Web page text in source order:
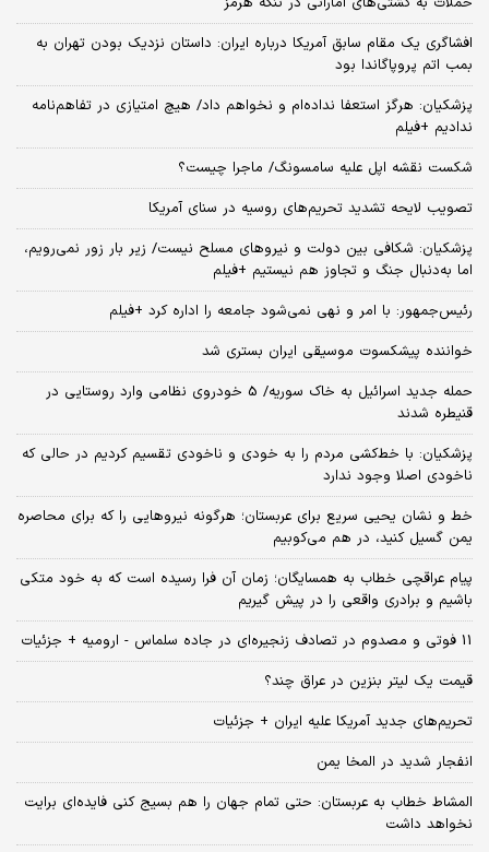
افشاگری یک مقام سابق آمریکا درباره ایران: داستان نزدیک بودن تهران به
بمب اتم پروپاگاندا بود
پزشکیان: هرگز استعفا نداده‌ام و نخواهم داد/ هیچ امتیازی در تفاهم‌نامه
ندادیم +فیلم
شکست نقشه اپل علیه سامسونگ/ ماجرا چیست؟
تصویب لایحه تشدید تحریم‌های روسیه در سنای آمریکا
پزشکیان: شکافی بین دولت و نیروهای مسلح نیست/ زیر بار زور نمی‌رویم،
اما به‌دنبال جنگ و تجاوز هم نیستیم +فیلم
رئیس‌جمهور: با امر و نهی نمی‌شود جامعه را اداره کرد +فیلم
خواننده پیشکسوت موسیقی ایران بستری شد
حمله جدید اسرائیل به خاک سوریه/ 5 خودروی نظامی وارد روستایی در
قنیطره شدند
پزشکیان: با خط‌کشی مردم را به خودی و ناخودی تقسیم کردیم در حالی که
ناخودی اصلا وجود ندارد
خط و نشان یحیی سریع برای عربستان؛ هرگونه نیروهایی را که برای محاصره
یمن گسیل کنید، در هم می‌کوبیم
پیام عراقچی خطاب به همسایگان؛ زمان آن فرا رسیده است که به خود متکی
باشیم و برادری واقعی را در پیش گیریم
11 فوتی و مصدوم در تصادف زنجیره‌ای در جاده سلماس - ارومیه + جزئیات
قیمت یک لیتر بنزین در عراق چند؟
تحریم‌های جدید آمریکا علیه ایران + جزئیات
انفجار شدید در المخا یمن
المشاط خطاب به عربستان: حتی تمام جهان را هم بسیج کنی فایده‌ای برایت
نخواهد داشت